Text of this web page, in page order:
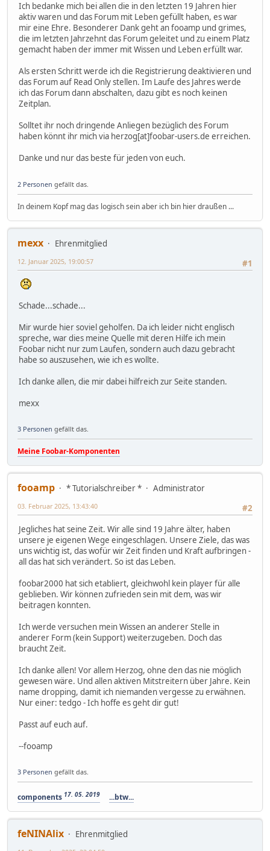
Ich bedanke mich bei allen die in den letzten 19 Jahren hier
aktiv waren und das Forum mit Leben gefüllt haben, es war
mir eine Ehre. Besonderer Dank geht an fooamp und grimes,
die im letzten Jahrzehnt das Forum geleitet und zu einem Platz
gemacht haben der immer mit Wissen und Leben erfüllt war.
Als ersten Schritt werde ich die Registrierung deaktivieren und
das Forum auf Read Only stellen. Im Laufe des Jahres werde
ich das Forum dann abschalten, dazu gibt es noch keinen
Zeitplan.
Solltet ihr noch dringende Anliegen bezüglich des Forum
haben könnt ihr mich via herzog[at]foobar-users.de erreichen.
Danke und nur das beste für jeden von euch.
2 Personen gefällt das.
In deinem Kopf mag das logisch sein aber ich bin hier draußen ...
mexx
Ehrenmitglied
#1
12. Januar 2025, 19:00:57
Schade...schade...
Mir wurde hier soviel geholfen. Da ich leider nicht englisch
spreche, war dies meine Quelle mit deren Hilfe ich mein
Foobar nicht nur zum Laufen, sondern auch dazu gebracht
habe so auszusehen, wie ich es wollte.
Ich danke allen, die mir dabei hilfreich zur Seite standen.
mexx
3 Personen gefällt das.
Meine Foobar-Komponenten
fooamp * Tutorialschreiber *
Administrator
#2
03. Februar 2025, 13:43:40
Jegliches hat seine Zeit. Wir alle sind 19 Jahre älter, haben
unsere je eigenen Wege eingeschlagen. Unsere Ziele, das was
uns wichtig ist, das wofür wir Zeit finden und Kraft aufbringen -
all das hat sich verändert. So ist das Leben.
foobar2000 hat sich etabliert, gleichwohl kein player für alle
geblieben. Wir können zufrieden sein mit dem, was wir
beitragen konnten.
Ich werde versuchen mein Wissen an anderer Stelle in
anderer Form (kein Support) weiterzugeben. Doch das
braucht Zeit.
Ich danke allen! Vor allem Herzog, ohne den das nie möglich
gewesen wäre. Und allen aktiven Mitstreitern über Jahre. Kein
name dropping, damit ich niemanden vergesse zu erwähnen.
Nur einer: tedgo - Ich hoffe es geht dir gut!
Passt auf euch auf.
--fooamp
3 Personen gefällt das.
components 17. 05. 2019 ...btw...
feNINAlix
Ehrenmitglied